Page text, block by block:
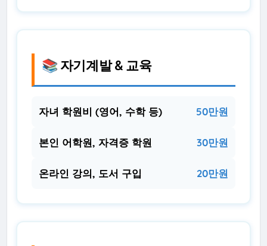
📚 자기계발 & 교육
자녀 학원비 (영어, 수학 등) 50만원
본인 어학원, 자격증 학원 30만원
온라인 강의, 도서 구입 20만원